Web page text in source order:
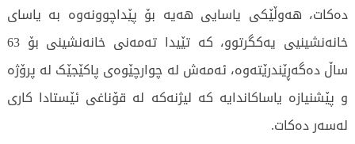
دەکات، هەوڵێکی یاسایی هەیە بۆ پێداچوونەوە بە یاسای
خانەنشینیی یەکگرتوو، کە تێیدا تەمەنی خانەنشینی بۆ 63
ساڵ دەگەڕێندرێتەوە، ئەمەش لە چوارچێوەی پاکێجێک لە پرۆژە
و پێشنیازە یاساکاندایە کە لیژنەکە لە قۆناغی ئێستادا کاری
لەسەر دەکات.